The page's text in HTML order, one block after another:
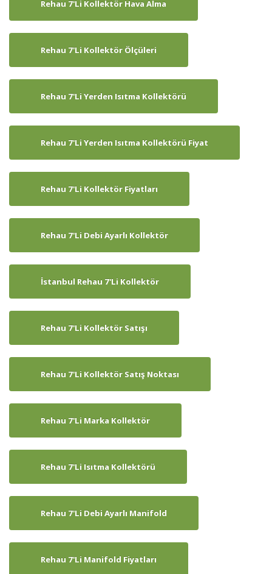
Rehau 7'li Kollektör Hava Alma
Rehau 7'li Kollektör Ölçüleri
Rehau 7'li Yerden Isıtma Kollektörü
Rehau 7'li Yerden Isıtma Kollektörü Fiyat
Rehau 7'li Kollektör Fiyatları
Rehau 7'li Debi Ayarlı Kollektör
İstanbul Rehau 7'li Kollektör
Rehau 7'li Kollektör Satışı
Rehau 7'li Kollektör Satış Noktası
Rehau 7'li Marka Kollektör
Rehau 7'li Isıtma Kollektörü
Rehau 7'li Debi Ayarlı Manifold
Rehau 7'li Manifold Fiyatları